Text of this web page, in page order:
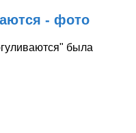
- фото
была